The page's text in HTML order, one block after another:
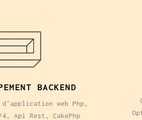
BACKEND
d'application web Php,
4, Api Rest, CakePhp